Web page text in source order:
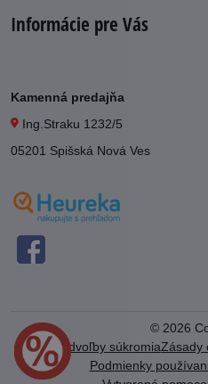
Informácie pre Vás
Kamenná predajňa
Ing.Straku 1232/5
05201 Spišská Nová Ves
© 2026
Predvoľby súkromiaZásady
Podmienky